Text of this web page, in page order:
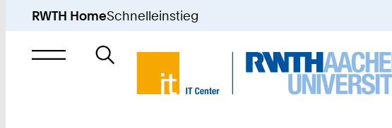
RWTH HomeSchnelleinstieg
Suche
nach